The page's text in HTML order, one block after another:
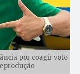
por coagir voto